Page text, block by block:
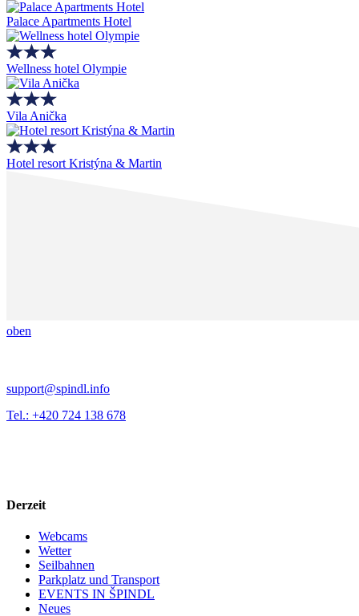
Palace Apartments Hotel
Wellness hotel Olympie
Vila Anička
Hotel resort Kristýna & Martin
oben
support@spindl.info
Tel.: +420 724 138 678
Derzeit
Webcams
Wetter
Seilbahnen
Parkplatz und Transport
EVENTS IN ŠPINDL
Neues